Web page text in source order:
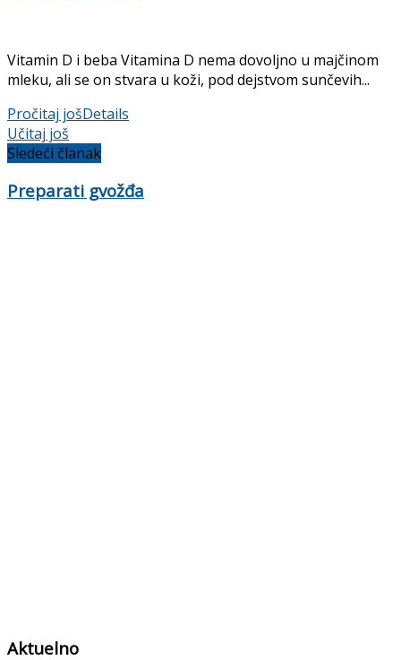
Vitamin D i beba Vitamina D nema dovoljno u majčinom
mleku, ali se on stvara u koži, pod dejstvom sunčevih...
Pročitaj jošDetails
Učitaj još
Sledeći članak
Preparati gvožđa
Aktuelno